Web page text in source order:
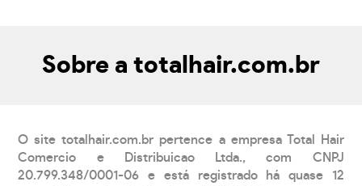
Sobre a totalhair.com.br
O site totalhair.com.br pertence a empresa Total Hair
Comercio e Distribuicao Ltda., com CNPJ
20.799.348/0001-06 e está registrado há quase 12